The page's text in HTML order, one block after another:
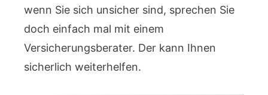
wenn Sie sich unsicher sind, sprechen Sie
doch einfach mal mit einem
Versicherungsberater. Der kann Ihnen
sicherlich weiterhelfen.